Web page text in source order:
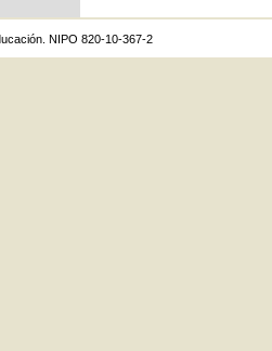
NIPO 820-10-367-2